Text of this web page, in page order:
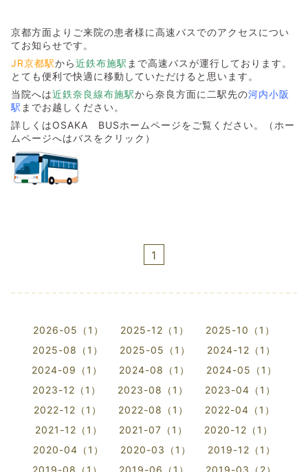
京都方面よりご来院の患者様に高速バスでのアクセスについ
てお知らせです。
JR京都駅から近鉄布施駅 まで高速バスが運行しております。
とても便利で快適に移動していただけると思います。
当院へは近鉄奈良線布施駅から奈良方面に二駅先の河内小阪
駅 までお越しください。
詳しくはOSAKA BUSホームページをご覧ください。（ホー
ムページへはバスをクリック）
1
2026-05（1） 2025-12（1）
2025-10（1）
2025-08（1）
2025-05（1）
2024-12（1）
2024-09（1）
2024-08（1）
2024-05（1）
2023-12（1）
2023-08（1）
2023-04（1）
2022-12（1）
2022-08（1）
2022-04（1）
2021-12（1）
2021-07（1）
2020-12（1）
2020-04（1）
2020-03（1）
2019-12（1）
2019-08（1）
2019-06（1） 2019-03（2）